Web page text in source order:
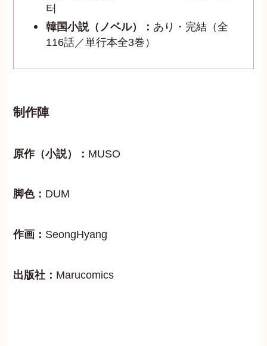
터
韓国小説（ノベル）： あり・完結（全
116話／単行本全3巻）
制作陣
原作（小説）： MUSO
脚色： DUM
作画： SeongHyang
出版社： Marucomics